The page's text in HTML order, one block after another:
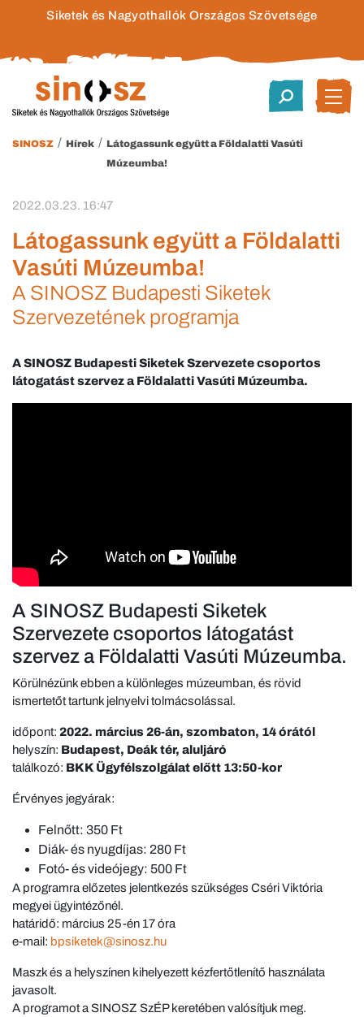
Siketek és Nagyothallók Országos Szövetsége
SINOSZ / Hírek / Látogassunk együtt a Földalatti Vasúti
Múzeumba!
2022.03.23. 16:47
Látogassunk együtt a Földalatti
Vasúti Múzeumba!
A SINOSZ Budapesti Siketek
Szervezetének programja
A SINOSZ Budapesti Siketek Szervezete csoportos
látogatást szervez a Földalatti Vasúti Múzeumba.
A SINOSZ Budapesti Siketek
Szervezete csoportos látogatást
szervez a Földalatti Vasúti Múzeumba.
Körülnézünk ebben a különleges múzeumban, és rövid
ismertetőt tartunk jelnyelvi tolmácsolással.
időpont: 2022. március 26-án, szombaton, 14 órától
helyszín: Budapest, Deák tér, aluljáró
találkozó: BKK Ügyfélszolgálat előtt 13:50-kor
Érvényes jegyárak:
Felnőtt: 350 Ft
Diák- és nyugdíjas: 280 Ft
Fotó- és videójegy: 500 Ft
A programra előzetes jelentkezés szükséges Cséri Viktória
megyei ügyintézőnél.
határidő: március 25-én 17 óra
e-mail: bpsiketek@sinosz.hu
Maszk és a helyszínen kihelyezett kézfertőtlenítő használata
javasolt.
A programot a SINOSZ SzÉP keretében valósítjuk meg.